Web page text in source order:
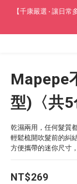
【千康嚴選 · 讓日
Mapepe
型)〈共5
乾濕兩用，任何髮質
輕鬆梳開吹髮前的糾
方便攜帶的迷你尺寸
NT$269